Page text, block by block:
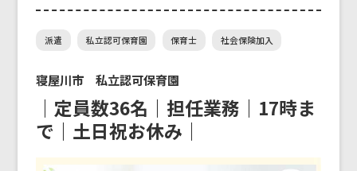
派遣 私立認可保育園 保育士 社会保険加入
寝屋川市 私立認可保育園
｜定員数36名｜担任業務｜17時ま
で｜土日祝お休み｜